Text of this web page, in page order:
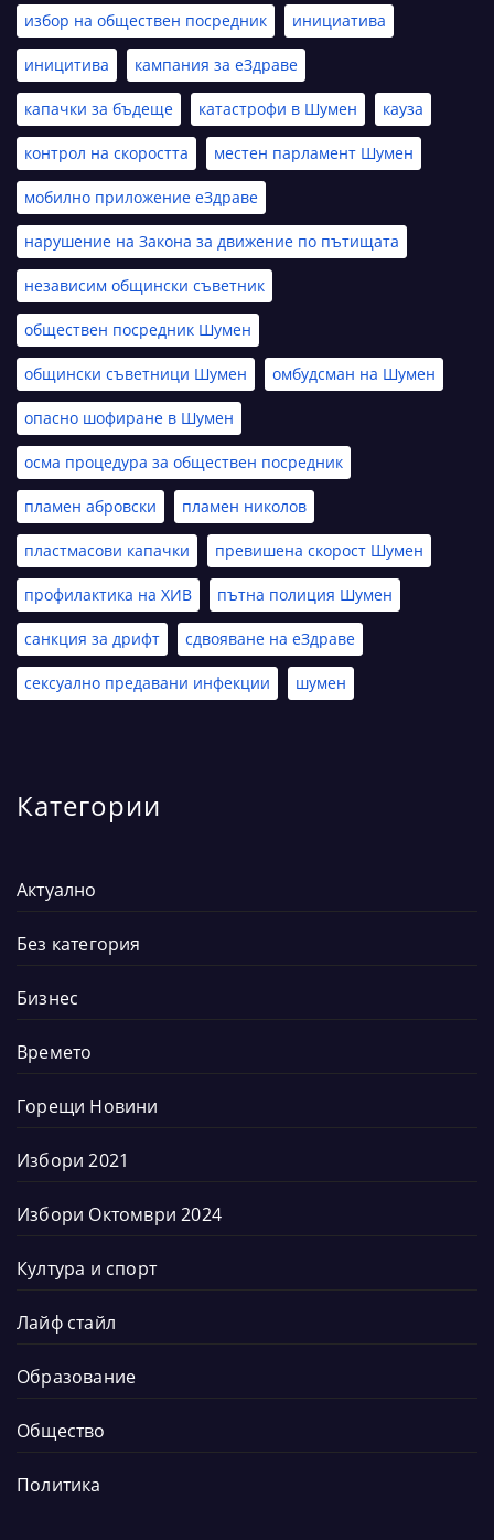
избор на обществен посредник инициатива
иницитива кампания за еЗдраве
капачки за бъдеще катастрофи в Шумен кауза
контрол на скоростта местен парламент Шумен
мобилно приложение еЗдраве
нарушение на Закона за движение по пътищата
независим общински съветник
обществен посредник Шумен
общински съветници Шумен омбудсман на Шумен
опасно шофиране в Шумен
осма процедура за обществен посредник
пламен абровски пламен николов
пластмасови капачки превишена скорост Шумен
профилактика на ХИВ пътна полиция Шумен
санкция за дрифт сдвояване на еЗдраве
сексуално предавани инфекции шумен
Категории
Актуално
Без категория
Бизнес
Времето
Горещи Новини
Избори 2021
Избори Октомври 2024
Култура и спорт
Лайф стайл
Образование
Общество
Политика